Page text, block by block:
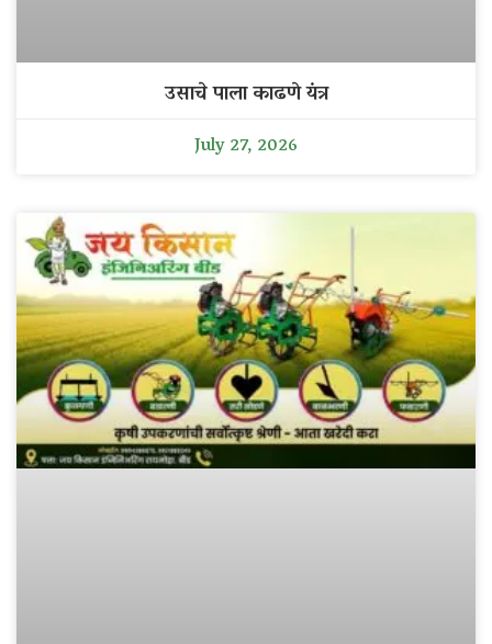
उसाचे पाला काढणे यंत्र
July 27, 2026